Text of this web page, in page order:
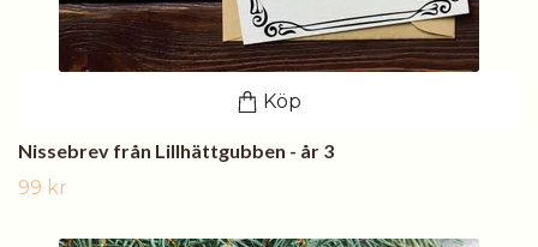
Köp
Nissebrev från Lillhättgubben - år 3
99 kr